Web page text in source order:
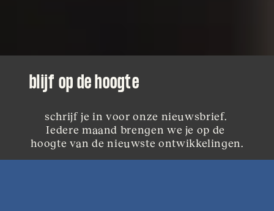
blijf op de hoogte
schrijf je in voor onze nieuwsbrief.
Iedere maand brengen we je op de
hoogte van de nieuwste ontwikkelingen.